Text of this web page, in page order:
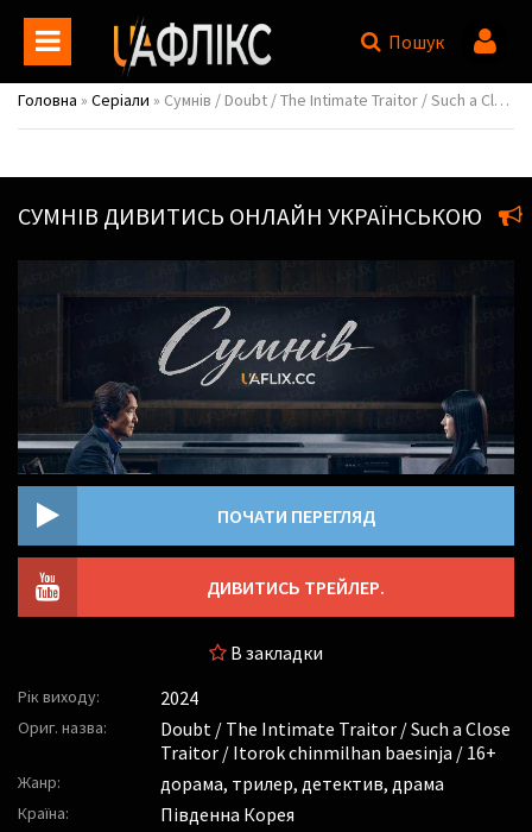
Пошук
Головна » Серіали » Сумнів / Doubt / The Intimate Traitor / Such a Close Traitor / Itorok chinmilhan baesinja
СУМНІВ ДИВИТИСЬ ОНЛАЙН УКРАЇНСЬКОЮ
ПОЧАТИ ПЕРЕГЛЯД
ДИВИТИСЬ ТРЕЙЛЕР.
В закладки
Рік виходу: 2024
Ориг. назва:
Doubt / The Intimate Traitor / Such a Close
Traitor / Itorok chinmilhan baesinja / 16+
Жанр: дорама, трилер, детектив, драма
Країна: Південна Корея